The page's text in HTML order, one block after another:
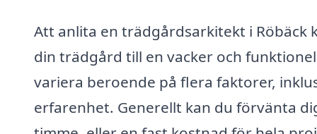
Att anlita en trädgårdsarkitekt i
din trädgård till en vacker och
variera beroende på flera faktorer,
erfarenhet. Generellt kan du förvänta